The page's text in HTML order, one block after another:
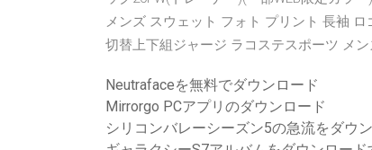
メンズ スウェット フォト プリント 長袖
切替上下組ジャージ ラコステスポーツ メ
Neutrafaceを無料でダウンロード
Mirrorgo PCアプリのダウンロード
シリコンバレーシーズン5の急流をダウ